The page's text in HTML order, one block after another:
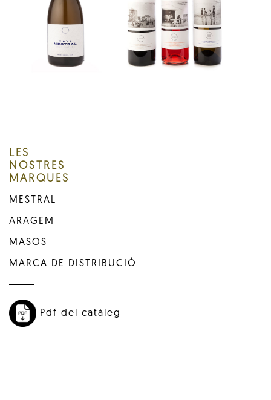
LES
NOSTRES
MARQUES
MESTRAL
ARAGEM
MASOS
MARCA DE DISTRIBUCIÓ
Pdf del catàleg